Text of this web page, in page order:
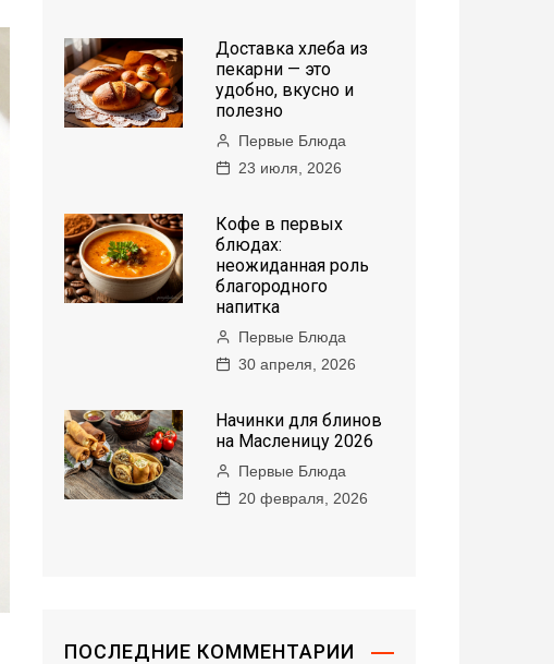
Доставка хлеба из
пекарни — это
удобно, вкусно и
полезно
Первые Блюда
23 июля, 2026
Кофе в первых
блюдах:
неожиданная роль
благородного
напитка
Первые Блюда
30 апреля, 2026
Начинки для блинов
на Масленицу 2026
Первые Блюда
20 февраля, 2026
ПОСЛЕДНИЕ КОММЕНТАРИИ